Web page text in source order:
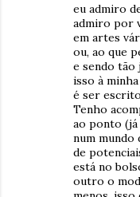
eu admiro
admiro por
em artes
ou, ao que
e sendo tão
isso à
é ser
Tenho
ao ponto
num mundo
de
está no
outro o